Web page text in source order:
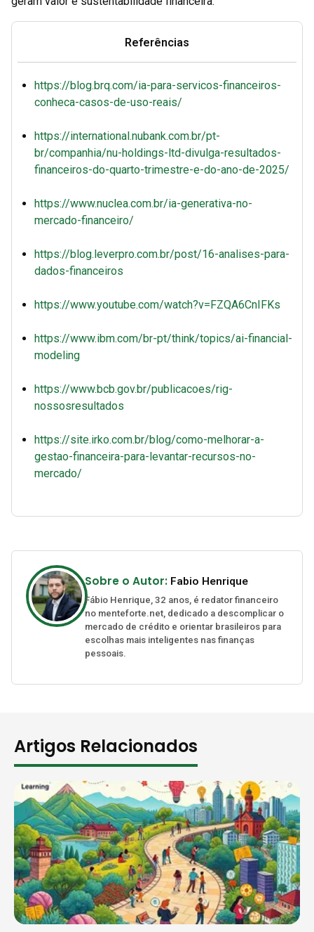
Referências
https://blog.brq.com/ia-para-servicos-financeiros-
conheca-casos-de-uso-reais/
https://international.nubank.com.br/pt-
br/companhia/nu-holdings-ltd-divulga-resultados-
financeiros-do-quarto-trimestre-e-do-ano-de-2025/
https://www.nuclea.com.br/ia-generativa-no-
mercado-financeiro/
https://blog.leverpro.com.br/post/16-analises-para-
dados-financeiros
https://www.youtube.com/watch?v=FZQA6CnIFKs
https://www.ibm.com/br-pt/think/topics/ai-financial-
modeling
https://www.bcb.gov.br/publicacoes/rig-
nossosresultados
https://site.irko.com.br/blog/como-melhorar-a-
gestao-financeira-para-levantar-recursos-no-
mercado/
Sobre o Autor: Fabio Henrique
Fábio Henrique, 32 anos, é redator financeiro
no menteforte.net, dedicado a descomplicar o
mercado de crédito e orientar brasileiros para
escolhas mais inteligentes nas finanças
pessoais.
Artigos Relacionados